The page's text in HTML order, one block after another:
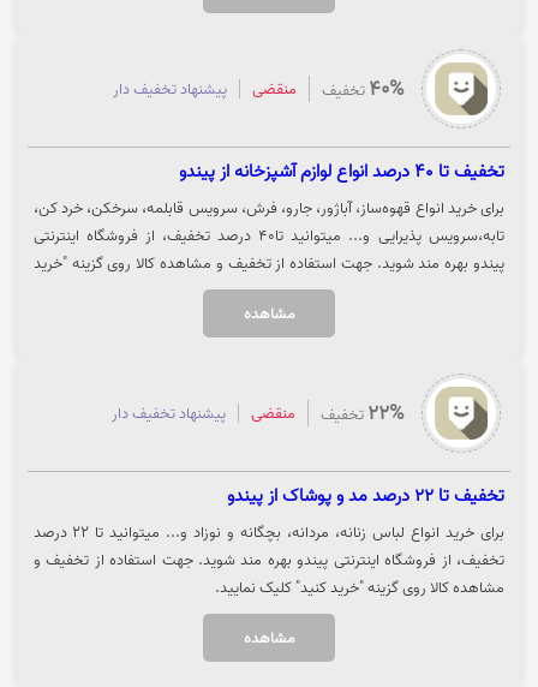
40% تخفیف منقضی پیشنهاد تخفیف دار
تخفیف تا 40 درصد انواع لوازم آشپزخانه از پیندو
برای خرید انواع قهوه‌ساز، آباژور، جارو، فرش، سرویس قابلمه، سرخکن، خرد کن،
تابه،سرویس پذیرایی و... میتوانید تا40 درصد تخفیف، از فروشگاه اینترنتی
پیندو بهره مند شوید. جهت استفاده از تخفیف و مشاهده کالا روی گزینه "خرید
مشاهده
22% تخفیف منقضی پیشنهاد تخفیف دار
تخفیف تا 22 درصد مد و پوشاک از پیندو
برای خرید انواع لباس زنانه، مردانه، بچگانه و نوزاد و... میتوانید تا 22 درصد
تخفیف، از فروشگاه اینترنتی پیندو بهره مند شوید. جهت استفاده از تخفیف و
مشاهده کالا روی گزینه "خرید کنید" کلیک نمایید.
مشاهده